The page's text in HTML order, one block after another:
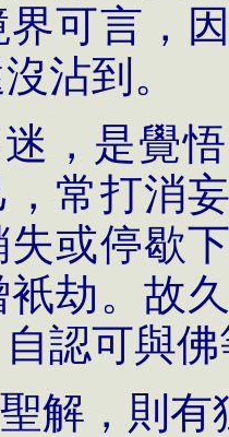
界可言，
沾到。
，是覺
常打消
或停歇
衹劫。故
認可與
聖解，則